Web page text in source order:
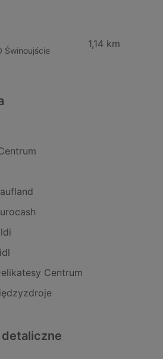
Świnoujście
1,14 km
Centrum